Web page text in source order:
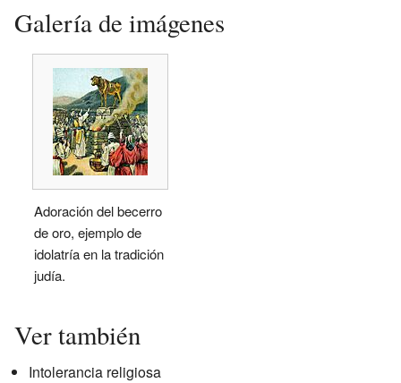
Galería de imágenes
Adoración del becerro
de oro, ejemplo de
idolatría en la tradición
judía.
Ver también
Intolerancia religiosa